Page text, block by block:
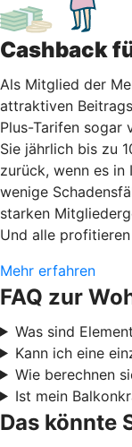
Cashback
Als Mitglied der
attraktiven
Plus-Tarifen sogar
Sie jährlich bis zu
zurück, wenn es in
wenige
starken
Und alle
Mehr erfahren
FAQ zur
Was sind
Kann ich eine
Wie berechnen
Ist mein
Das könnte